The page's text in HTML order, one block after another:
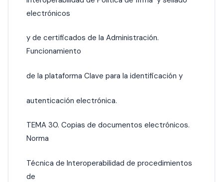
electrónicos
y de certificados de la Administración.
Funcionamiento
de la plataforma Clave para la identificación y
autenticación electrónica.
TEMA 30. Copias de documentos electrónicos.
Norma
Técnica de Interoperabilidad de procedimientos
de